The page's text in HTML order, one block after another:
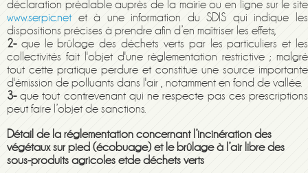
déclaration préalable auprès de la mairie ou en ligne sur le site
www.serpic.netet à une information du SDIS qui indique les
dispositions précises à prendre afin d’en maîtriser les effets,
2-que le brûlage des déchets verts par les particuliers et les
collectivités fait l'objet d'une règlementation restrictive ; malgré
tout cette pratique perdure et constitue une source importante
d'émission de polluants dans l'air , notamment en fond de vallée.
3-que tout contrevenant qui ne respecte pas ces prescriptions
peut faire l’objet de sanctions.
Détail de la réglementation concernant l’incinération des
végétaux sur pied (écobuage) et le brûlage à l’air libre des
sous-produits agricoles etde déchets verts